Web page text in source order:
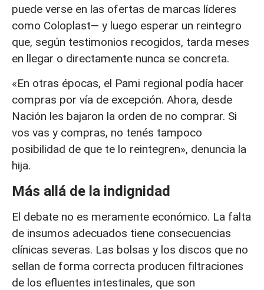
puede verse en las ofertas de marcas líderes
como Coloplast— y luego esperar un reintegro
que, según testimonios recogidos, tarda meses
en llegar o directamente nunca se concreta.
«En otras épocas, el Pami regional podía hacer
compras por vía de excepción. Ahora, desde
Nación les bajaron la orden de no comprar. Si
vos vas y compras, no tenés tampoco
posibilidad de que te lo reintegren», denuncia la
hija.
Más allá de la indignidad
El debate no es meramente económico. La falta
de insumos adecuados tiene consecuencias
clínicas severas. Las bolsas y los discos que no
sellan de forma correcta producen filtraciones
de los efluentes intestinales, que son